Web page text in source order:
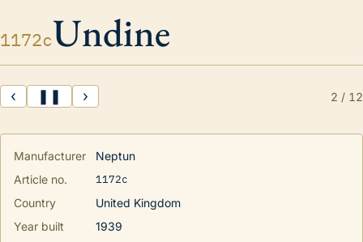
1172cUndine
‹ ❚❚ › 2 / 12
Manufacturer
Neptun
Article no.
1172c
Country
United Kingdom
Year built
1939